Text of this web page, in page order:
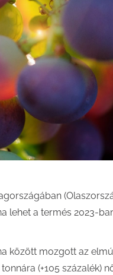
lehet a termés 2023-
között mozgott az
(+105 százalék)